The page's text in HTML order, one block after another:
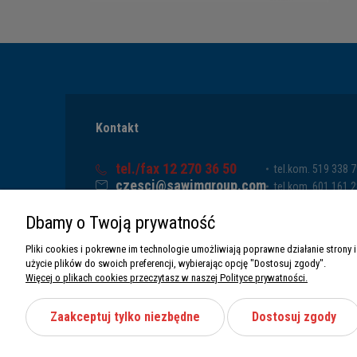
Kontakt
tel./fax 12 270 36 50
czesci@sawimgroup.com
32-080 Zabierzów
NIP: 5130284470
REGON: 5246591010
tel.kom. 519 338
tel.kom. 601 161
Dbamy o Twoją prywatność
Pliki cookies i pokrewne im technologie umożliwiają poprawne działanie
użycie plików do swoich preferencji, wybierając opcję "Dostosuj zgody".
Więcej o plikach cookies przeczytasz w naszej Polityce prywatności.
Zaakceptuj tylko niezbędne Dostosuj zgody